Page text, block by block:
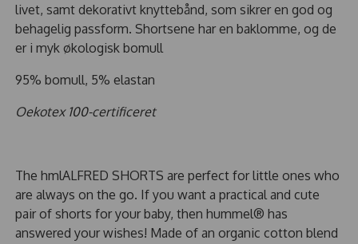
livet, samt dekorativt knyttebånd, som sikrer en god og
behagelig passform. Shortsene har en baklomme, og de
er i myk økologisk bomull
95% bomull, 5% elastan
Oekotex 100-certificeret
The hmlALFRED SHORTS are perfect for little ones who
are always on the go. If you want a practical and cute
pair of shorts for your baby, then hummel® has
answered your wishes! Made of an organic cotton blend